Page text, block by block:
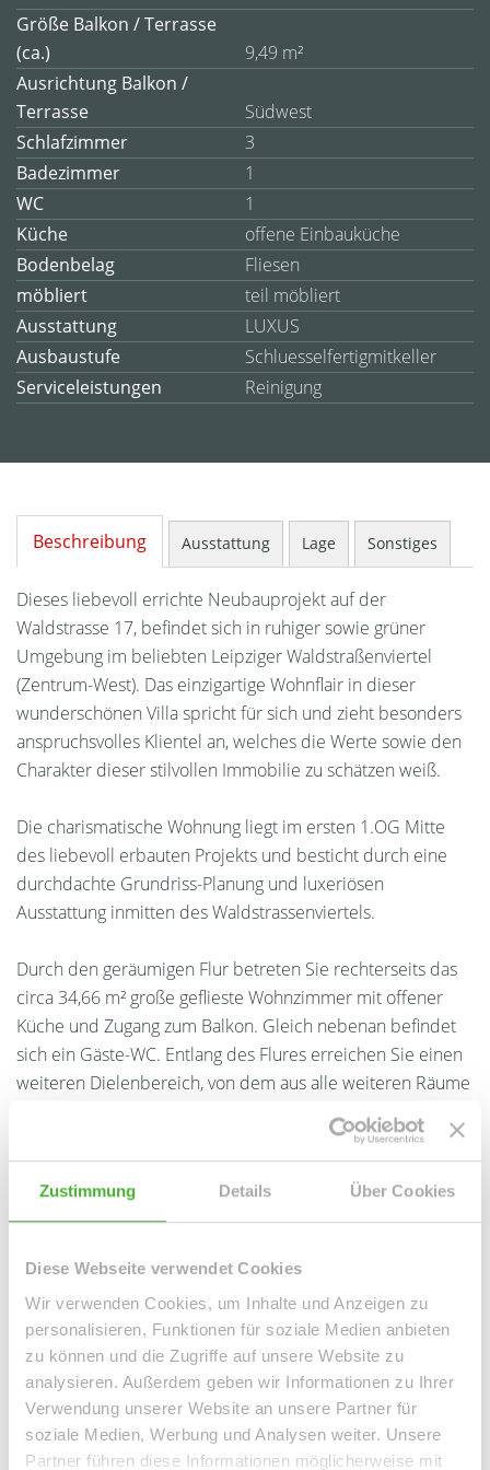
Zustimmung Details Über Cookies
Diese Webseite verwendet Cookies
Wir verwenden Cookies, um Inhalte und Anzeigen zu
personalisieren, Funktionen für soziale Medien anbieten
zu können und die Zugriffe auf unsere Website zu
analysieren. Außerdem geben wir Informationen zu Ihrer
Verwendung unserer Website an unsere Partner für
soziale Medien, Werbung und Analysen weiter. Unsere
Partner führen diese Informationen möglicherweise mit
Größe Balkon / Terrasse
(ca.)
9,49 m²
Ausrichtung Balkon /
Terrasse
Südwest
Schlafzimmer
3
Badezimmer
1
WC
1
Küche
offene Einbauküche
Bodenbelag
Fliesen
möbliert
teil möbliert
Ausstattung
LUXUS
Ausbaustufe
Schluesselfertigmitkeller
Serviceleistungen
Reinigung
Beschreibung Ausstattung Lage Sonstiges
Dieses liebevoll errichte Neubauprojekt auf der
Waldstrasse 17, befindet sich in ruhiger sowie grüner
Umgebung im beliebten Leipziger Waldstraßenviertel
(Zentrum-West). Das einzigartige Wohnflair in dieser
wunderschönen Villa spricht für sich und zieht besonders
anspruchsvolles Klientel an, welches die Werte sowie den
Charakter dieser stilvollen Immobilie zu schätzen weiß.
Die charismatische Wohnung liegt im ersten 1.OG Mitte
des liebevoll erbauten Projekts und besticht durch eine
durchdachte Grundriss-Planung und luxeriösen
Ausstattung inmitten des Waldstrassenviertels.
Durch den geräumigen Flur betreten Sie rechterseits das
circa 34,66 m² große geflieste Wohnzimmer mit offener
Küche und Zugang zum Balkon. Gleich nebenan befindet
sich ein Gäste-WC. Entlang des Flures erreichen Sie einen
weiteren Dielenbereich, von dem aus alle weiteren Räume
erreichbar sind. Diese Räume sind im Einzelnen:
Schlafzimmer, Arbeitszimmer, Kinderzimmer und das
Masterbad. Der Clou dieser Wohnung ist ein zweiter
Balkon, welcher sowohl vom Arbeitszimmer, als auch vom
Schlafzimmer aus begehbar ist.
Zur Wohneinheit gehört außerdem ein Kellerabteil, ein
Tiefgaragenstellplatz sowie der ruhige begrünte Innenhof
zur Gemeinschaftsnutzung. Insgesamt vermittelt die
extravagante Wohnung ein besonderes Wohngefühl und
Sie erreichen in nur wenigen Gehminuten die erholsamen
Parkanlagen des Rosentals sowie das Leipziger
Stadtzentrum.